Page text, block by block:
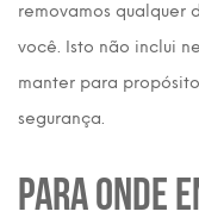
removamos qualquer
você. Isto não inclui
manter para
segurança.
Para onde